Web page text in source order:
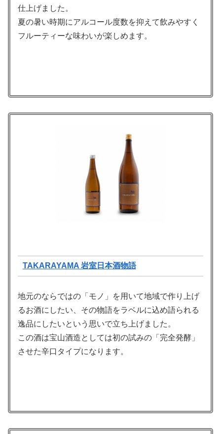
仕上げました。
夏の暑い時期にアルコール度数を抑えて飲みやすく
フルーティーな味わいが楽しめます。
TAKARAYAMA 岩室日本酒物語
地元のならではの「モノ」を用いて地域で作り上げ
るお酒にしたい、その物語をラベルに込め語られる
逸品にしたいという思いで立ち上げました。
この酒は宝山酒造としては初の試みの「完全発酵」
させた辛口タイプになります。